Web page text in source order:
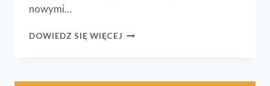
nowymi…
DOWIEDZ SIĘ WIĘCEJ WSPOMNIENIA